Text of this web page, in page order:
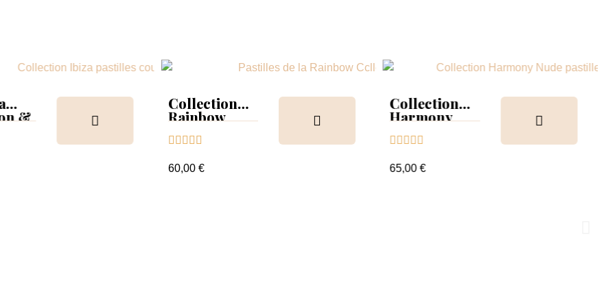
&
Collection
Rainbow
nuancier
    
60,00 €
Collection
Harmony
nuancier
    
65,00 €